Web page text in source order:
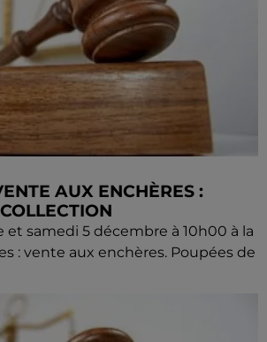
AUX ENCHÈRES :
et samedi 5 décembre à 10h00 à la
: vente aux enchères. Poupées de